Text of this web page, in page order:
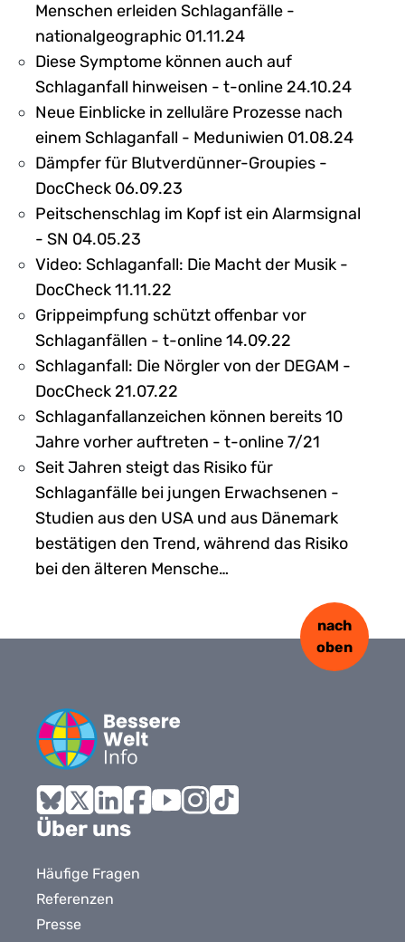
Menschen erleiden Schlaganfälle -
nationalgeographic 01.11.24
Diese Symptome können auch auf
Schlaganfall hinweisen - t-online 24.10.24
Neue Einblicke in zelluläre Prozesse nach
einem Schlaganfall - Meduniwien 01.08.24
Dämpfer für Blutverdünner-Groupies -
DocCheck 06.09.23
Peitschenschlag im Kopf ist ein Alarmsignal
- SN 04.05.23
Video: Schlaganfall: Die Macht der Musik -
DocCheck 11.11.22
Grippeimpfung schützt offenbar vor
Schlaganfällen - t-online 14.09.22
Schlaganfall: Die Nörgler von der DEGAM -
DocCheck 21.07.22
Schlaganfallanzeichen können bereits 10
Jahre vorher auftreten - t-online 7/21
Seit Jahren steigt das Risiko für
Schlaganfälle bei jungen Erwachsenen -
Studien aus den USA und aus Dänemark
bestätigen den Trend, während das Risiko
bei den älteren Mensche…
Bluesky
X LinkedInFacebook
nach
oben
Über uns
Häufige Fragen
Referenzen
Presse